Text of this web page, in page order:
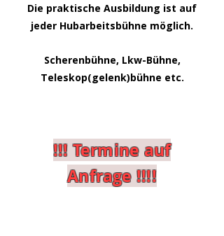
Die praktische Ausbildung ist auf
jeder Hubarbeitsbühne möglich.
Scherenbühne, Lkw-Bühne,
Teleskop(gelenk)bühne etc.
!!! Termine auf
Anfrage !!!!